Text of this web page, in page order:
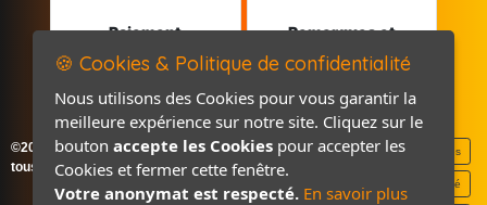
Paiement
Remorques et
©2026-2027 France Accastillage
tous droits réservés
Mentions légales
Politique de confidentialité
🍪 Cookies & Politique de confidentialité
Nous utilisons des Cookies pour vous garantir la
meilleure expérience sur notre site. Cliquez sur le
bouton accepte les Cookies pour accepter les
Cookies et fermer cette fenêtre.
Votre anonymat est respecté. En savoir plus